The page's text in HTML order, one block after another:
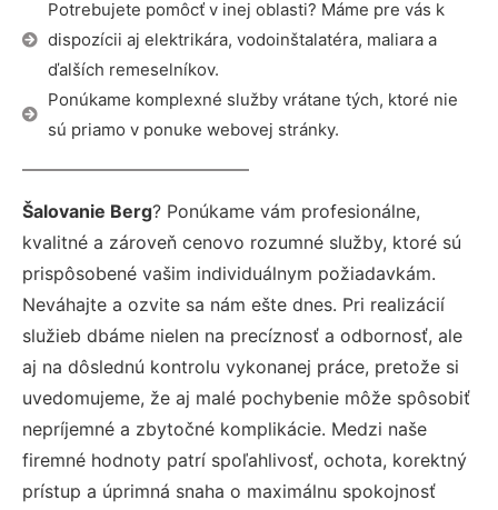
Potrebujete pomôcť v inej oblasti? Máme pre vás k
dispozícii aj elektrikára, vodoinštalatéra, maliara a
ďalších remeselníkov.
Ponúkame komplexné služby vrátane tých, ktoré nie
sú priamo v ponuke webovej stránky.
Šalovanie Berg? Ponúkame vám profesionálne,
kvalitné a zároveň cenovo rozumné služby, ktoré sú
prispôsobené vašim individuálnym požiadavkám.
Neváhajte a ozvite sa nám ešte dnes. Pri realizácií
služieb dbáme nielen na precíznosť a odbornosť, ale
aj na dôslednú kontrolu vykonanej práce, pretože si
uvedomujeme, že aj malé pochybenie môže spôsobiť
nepríjemné a zbytočné komplikácie. Medzi naše
firemné hodnoty patrí spoľahlivosť, ochota, korektný
prístup a úprimná snaha o maximálnu spokojnosť